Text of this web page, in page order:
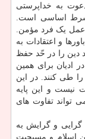
به خداپرستی
شرط اساسی است.
عمل یک فرد مؤمن.
و اعتقادات به
دین را در حّد حفظ
ادیان برای همین
طی کنند. در این
نیست و این پایه
تواند تفاوت های
گرایی و گرایش به
اسلام و مسیحیت